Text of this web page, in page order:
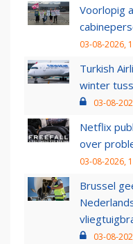
Voorlopig
03-08-2026,
Turkish
winter
03-08-
Netflix
over
03-08-2026,
Brussel
03-08-